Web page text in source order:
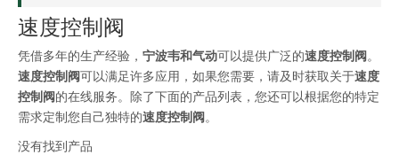
速度控制阀
凭借多年的生产经验， 宁波韦和气动可以提供广泛的速度控制阀。
速度控制阀可以满足许多应用，如果您需要，请及时获取关于速度
控制阀的在线服务。除了下面的产品列表，您还可以根据您的特定
需求定制您自己独特的速度控制阀。
没有找到产品